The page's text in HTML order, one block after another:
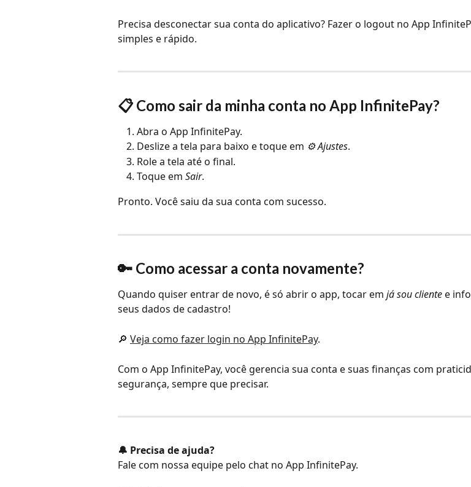
Precisa desconectar sua conta do aplicativo? Fazer o logout no App
simples e rápido.
📋 Como sair da minha conta no App InfinitePay?
Abra o App InfinitePay.
Deslize a tela para baixo e toque em ⚙️ Ajustes.
Role a tela até o final.
Toque em Sair.
Pronto. Você saiu da sua conta com sucesso.
🔑 Como acessar a conta novamente?
Quando quiser entrar de novo, é só abrir o app, tocar em já sou cliente e
seus dados de cadastro!
🔎 Veja como fazer login no App InfinitePay.
Com o App InfinitePay, você gerencia sua conta e suas finanças com
segurança, sempre que precisar.
🔔 Precisa de ajuda?
Fale com nossa equipe pelo chat no App InfinitePay.